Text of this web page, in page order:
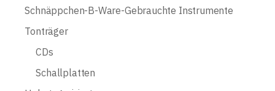
Schnäppchen-B-Ware-Gebrauchte Instrumente
Tonträger
CDs
Schallplatten